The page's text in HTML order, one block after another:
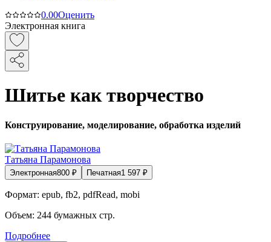
0.00Оценить
Электронная книга
Шитье как творчество
Конструирование, моделирование, обработка изделий
Татьяна Парамонова
Электронная800 ₽ Печатная1 597 ₽
Формат: epub, fb2, pdfRead, mobi
Объем: 244 бумажных стр.
Подробнее